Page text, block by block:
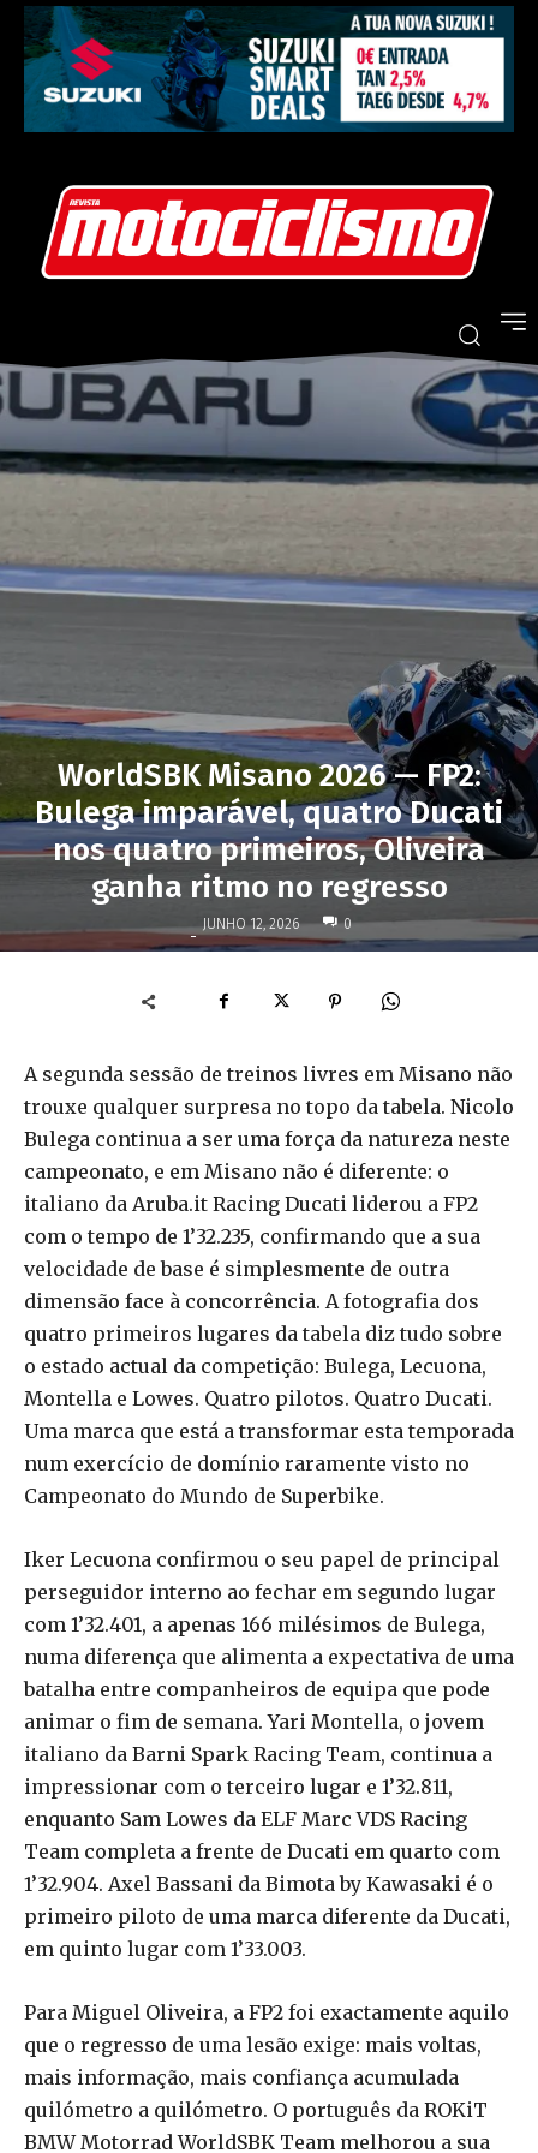
WorldSBK Misano 2026 — FP2:
Bulega imparável, quatro Ducati
nos quatro primeiros, Oliveira
ganha ritmo no regresso
- JUNHO 12, 2026 0
A segunda sessão de treinos livres em Misano não
trouxe qualquer surpresa no topo da tabela. Nicolo
Bulega continua a ser uma força da natureza neste
campeonato, e em Misano não é diferente: o
italiano da Aruba.it Racing Ducati liderou a FP2
com o tempo de 1’32.235, confirmando que a sua
velocidade de base é simplesmente de outra
dimensão face à concorrência. A fotografia dos
quatro primeiros lugares da tabela diz tudo sobre
o estado actual da competição: Bulega, Lecuona,
Montella e Lowes. Quatro pilotos. Quatro Ducati.
Uma marca que está a transformar esta temporada
num exercício de domínio raramente visto no
Campeonato do Mundo de Superbike.
Iker Lecuona confirmou o seu papel de principal
perseguidor interno ao fechar em segundo lugar
com 1’32.401, a apenas 166 milésimos de Bulega,
numa diferença que alimenta a expectativa de uma
batalha entre companheiros de equipa que pode
animar o fim de semana. Yari Montella, o jovem
italiano da Barni Spark Racing Team, continua a
impressionar com o terceiro lugar e 1’32.811,
enquanto Sam Lowes da ELF Marc VDS Racing
Team completa a frente de Ducati em quarto com
1’32.904. Axel Bassani da Bimota by Kawasaki é o
primeiro piloto de uma marca diferente da Ducati,
em quinto lugar com 1’33.003.
Para Miguel Oliveira, a FP2 foi exactamente aquilo
que o regresso de uma lesão exige: mais voltas,
mais informação, mais confiança acumulada
quilómetro a quilómetro. O português da ROKiT
BMW Motorrad WorldSBK Team melhorou a sua